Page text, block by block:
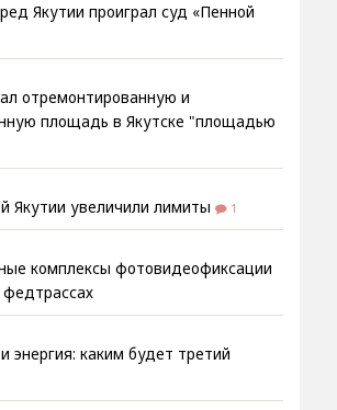
Якутии проиграл суд «Пенной
отремонтированную и
площадь в Якутске "площадью
Якутии увеличили лимиты 1
комплексы фотовидеофиксации
федтрассах
энергия: каким будет третий